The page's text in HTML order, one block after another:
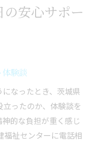
安心サポー
験談
なったとき、茨城県
ったのか、体験談を
的な負担が重く感じ
福祉センターに電話相